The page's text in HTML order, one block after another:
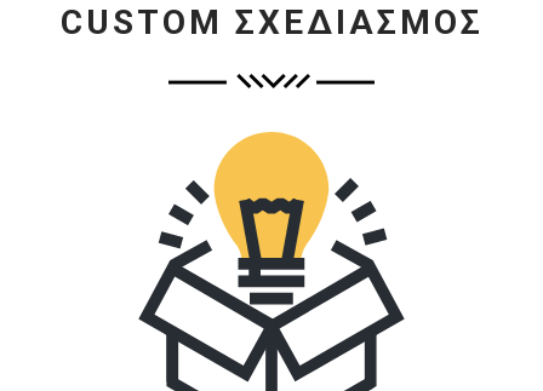
CUSTOM ΣΧΕΔΙΑΣΜΌΣ